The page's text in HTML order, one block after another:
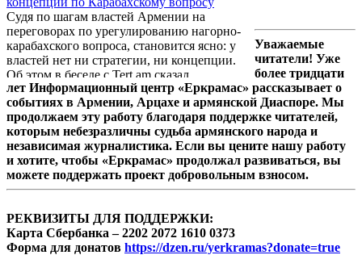
политическим вопросам Бюро АРФД Киро
Маноян.
Судя по шагам властей Армении на
переговорах по урегулированию нагорно-
карабахского вопроса, становится ясно: у
властей нет ни стратегии, ни концепции.
Об этом в беседе с Tert.am сказал
ответственный по политическим вопросам
Бюро АРФ «Дашнакцутюн» Киро Маноян. .
Уважаемые
читатели! Уже
более тридцати
лет Информационный центр «Еркрамас» рассказывает о
событиях в Армении, Арцахе и армянской Диаспоре. Мы
продолжаем эту работу благодаря поддержке читателей,
которым небезразличны судьба армянского народа и
независимая журналистика. Если вы цените нашу работу
и хотите, чтобы «Еркрамас» продолжал развиваться, вы
можете поддержать проект добровольным взносом.
РЕКВИЗИТЫ ДЛЯ ПОДДЕРЖКИ:
Карта Сбербанка – 2202 2072 1610 0373
Форма для донатов https://dzen.ru/yerkramas?donate=true